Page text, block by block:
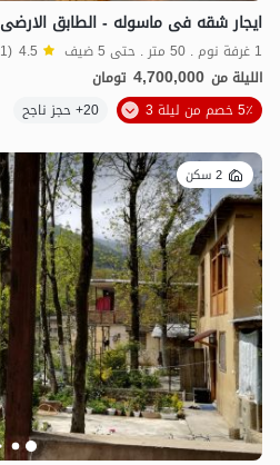
ایجار شقه فی ماسوله - الطابق الارضی
1 غرفة نوم . 50 متر . حتى 5 ضيف 4.5 (11 تعليق)
الليلة من 4,700,000 تومان
5٪ خصم من ليلة 3
20+ حجز ناجح
2 سكن